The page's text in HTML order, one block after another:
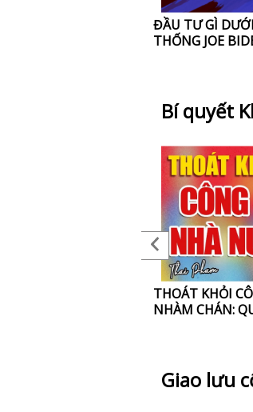
ĐẦU TƯ GÌ
THỐNG JOE
Bí quyết
THOÁT KHỎI
NHÀM CHÁN:
Giao lưu